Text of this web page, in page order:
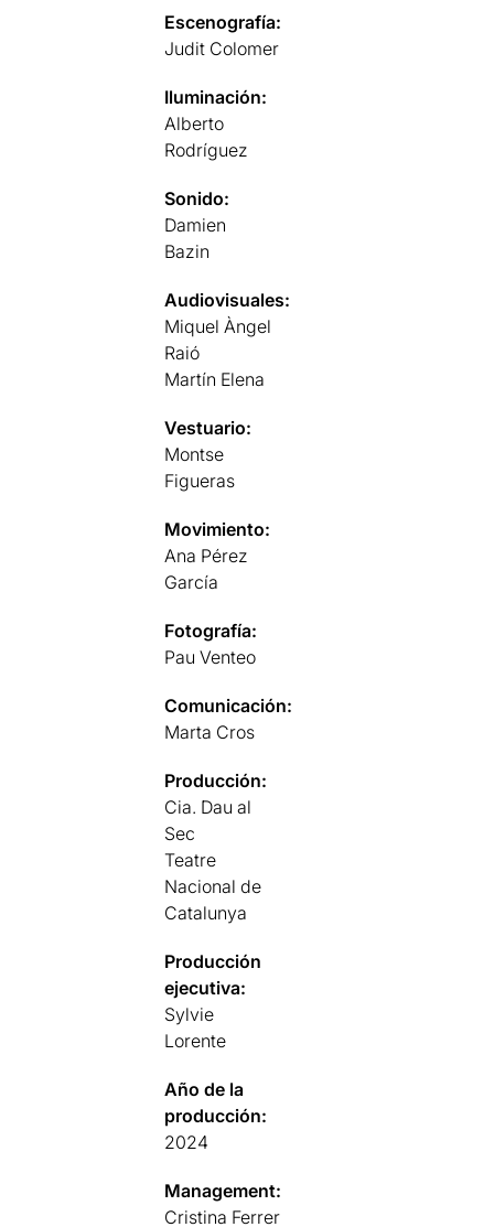
Escenografía:
Judit Colomer
Iluminación:
Alberto
Rodríguez
Sonido:
Damien
Bazin
Audiovisuales:
Miquel Àngel
Raió
Martín Elena
Vestuario:
Montse
Figueras
Movimiento:
Ana Pérez
García
Fotografía:
Pau Venteo
Comunicación:
Marta Cros
Producción:
Cia. Dau al
Sec
Teatre
Nacional de
Catalunya
Producción
ejecutiva:
Sylvie
Lorente
Año de la
producción:
2024
Management:
Cristina Ferrer